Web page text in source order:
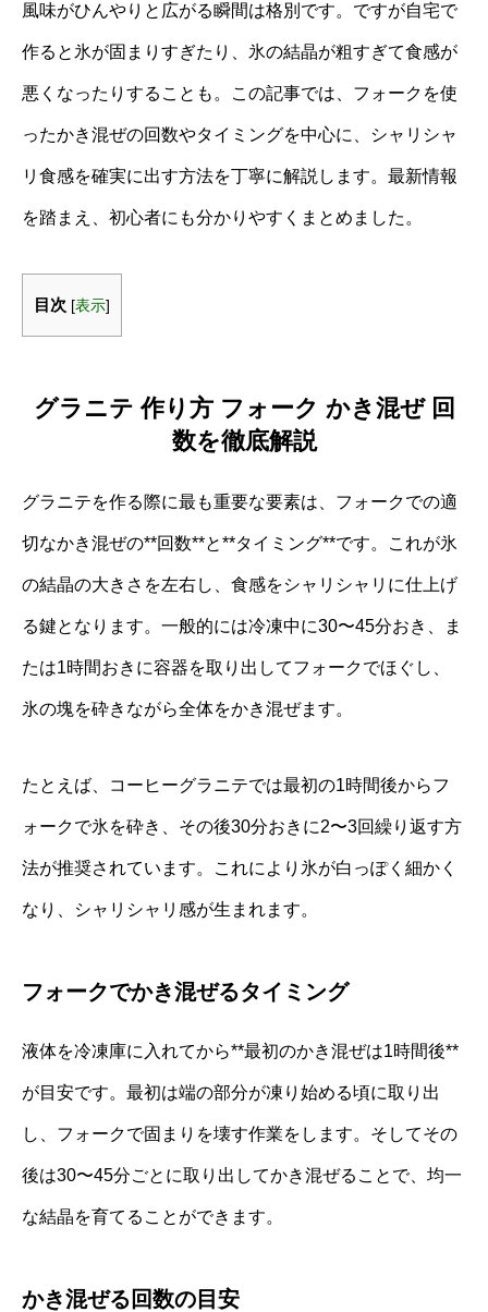
風味がひんやりと広がる瞬間は格別です。ですが自宅で
作ると氷が固まりすぎたり、氷の結晶が粗すぎて食感が
悪くなったりすることも。この記事では、フォークを使
ったかき混ぜの回数やタイミングを中心に、シャリシャ
リ食感を確実に出す方法を丁寧に解説します。最新情報
を踏まえ、初心者にも分かりやすくまとめました。
目次 [表示]
グラニテ 作り方 フォーク かき混ぜ 回
数を徹底解説
グラニテを作る際に最も重要な要素は、フォークでの適
切なかき混ぜの**回数**と**タイミング**です。これが氷
の結晶の大きさを左右し、食感をシャリシャリに仕上げ
る鍵となります。一般的には冷凍中に30〜45分おき、ま
たは1時間おきに容器を取り出してフォークでほぐし、
氷の塊を砕きながら全体をかき混ぜます。
たとえば、コーヒーグラニテでは最初の1時間後からフ
ォークで氷を砕き、その後30分おきに2〜3回繰り返す方
法が推奨されています。これにより氷が白っぽく細かく
なり、シャリシャリ感が生まれます。
フォークでかき混ぜるタイミング
液体を冷凍庫に入れてから**最初のかき混ぜは1時間後**
が目安です。最初は端の部分が凍り始める頃に取り出
し、フォークで固まりを壊す作業をします。そしてその
後は30〜45分ごとに取り出してかき混ぜることで、均一
な結晶を育てることができます。
かき混ぜる回数の目安